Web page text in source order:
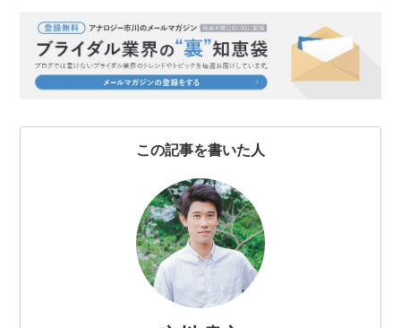
b
o
o
t
e
r
n
a
e
t
この記事を書いた人